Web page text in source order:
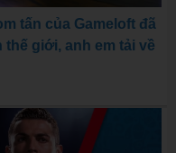
tấn của Gameloft đã
giới, anh em tải về